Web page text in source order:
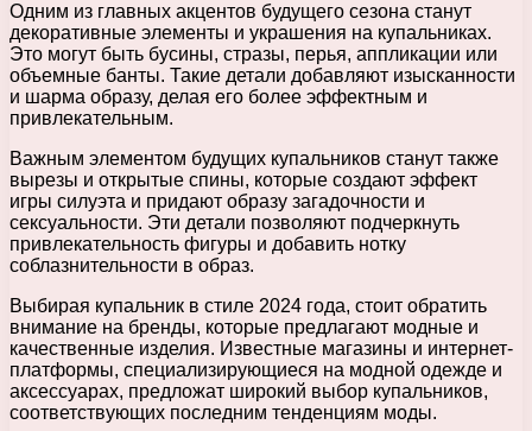
Одним из главных акцентов будущего сезона станут
декоративные элементы и украшения на купальниках.
Это могут быть бусины, стразы, перья, аппликации или
объемные банты. Такие детали добавляют изысканности
и шарма образу, делая его более эффектным и
привлекательным.
Важным элементом будущих купальников станут также
вырезы и открытые спины, которые создают эффект
игры силуэта и придают образу загадочности и
сексуальности. Эти детали позволяют подчеркнуть
привлекательность фигуры и добавить нотку
соблазнительности в образ.
Выбирая купальник в стиле 2024 года, стоит обратить
внимание на бренды, которые предлагают модные и
качественные изделия. Известные магазины и интернет-
платформы, специализирующиеся на модной одежде и
аксессуарах, предложат широкий выбор купальников,
соответствующих последним тенденциям моды.